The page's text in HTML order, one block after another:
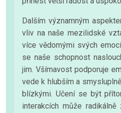
Dalším významným
vliv na naše mezilidské
více vědomými svých
se naše schopnost
jim. Všímavost podporuje
vede k hlubším a
blízkými. Učení se být
interakcích může radikálně